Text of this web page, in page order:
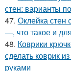
стен: варианты
47. Оклейка стен
—, что такое и
48. Коврики
сделать коврик
руками